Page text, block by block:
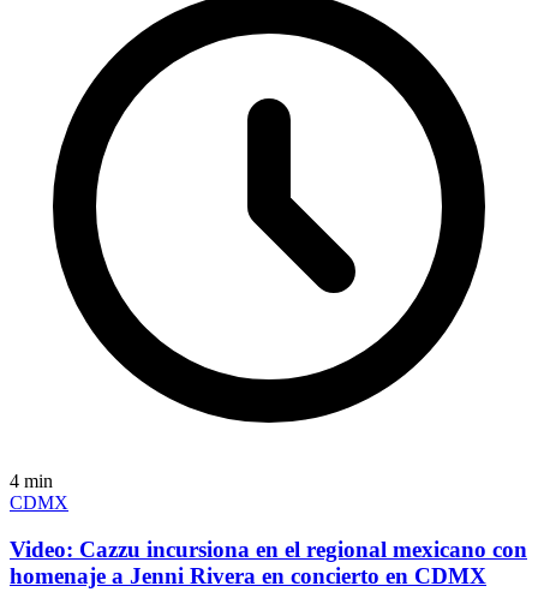
4 min
CDMX
Video: Cazzu incursiona en el regional mexicano con
homenaje a Jenni Rivera en concierto en CDMX